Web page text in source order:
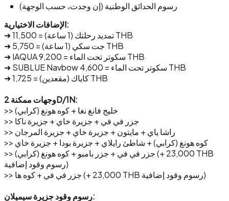
رسوم الحدائق الوطنية (إن وجدت، حسب الوجهة)
الإضافات الاختيارية:
➜ تمديد رحلتك (1 ساعة) = 11,500 THB
➜ جت سكي (1 ساعة) = 5,750 THB
➜ IAQUA سكوتر تحت الماء = 9,200 THB
➜ SUBLUE Navbow سكوتر تحت الماء = 4,600 THB
➜ كاياك (مقعدين) = 1,725 THB
وجهات ممكنة 2D/1N:
>> خليج فانغ نغا + كوه هونغ (كرابي)
>> جزر في في + جزيرة خاي + جزيرة ناكا
>> راشا ياي + مايتون + جزيرة خاي + جزيرة المرجان
>> كوه هونغ (كرابي) + شاطئ رايلاي + جزيرة بودا + جزيرة خاي
>> جزر في في + جزر بامبو + كوه هونغ (كرابي) (+ 23,000 THB
رسوم وقود إضافية)
>> جزر في في + كوه ها (+ 23,000 THB رسوم وقود إضافية)
رسوم وقود جزيرة سيميلان: